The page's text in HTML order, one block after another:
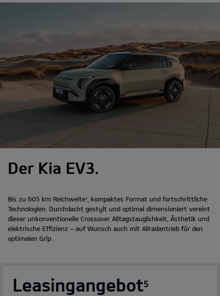
Der Kia EV3.
Bis zu 605 km Reichweite1 , kompaktes Format und fortschrittliche
Technologien. Durchdacht gestylt und optimal dimensioniert vereint
dieser unkonventionelle Crossover Alltagstauglichkeit, Ästhetik und
elektrische Effizienz – auf Wunsch auch mit Allradantrieb für den
optimalen Grip.
Leasingangebot5